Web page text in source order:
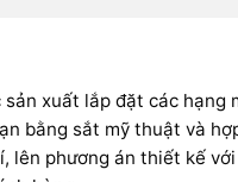
xuất lắp đặt các hạng
bằng sắt mỹ thuật và
phương án thiết kế